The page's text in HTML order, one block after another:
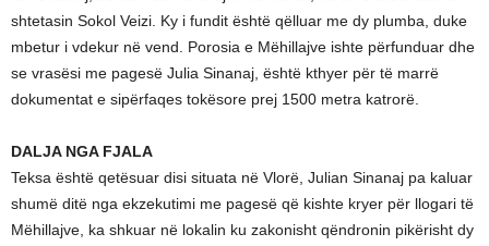
shtetasin Sokol Veizi. Ky i fundit është qëlluar me dy plumba, duke
mbetur i vdekur në vend. Porosia e Mëhillajve ishte përfunduar dhe
se vrasësi me pagesë Julia Sinanaj, është kthyer për të marrë
dokumentat e sipërfaqes tokësore prej 1500 metra katrorë.
DALJA NGA FJALA
Teksa është qetësuar disi situata në Vlorë, Julian Sinanaj pa kaluar
shumë ditë nga ekzekutimi me pagesë që kishte kryer për llogari të
Mëhillajve, ka shkuar në lokalin ku zakonisht qëndronin pikërisht dy